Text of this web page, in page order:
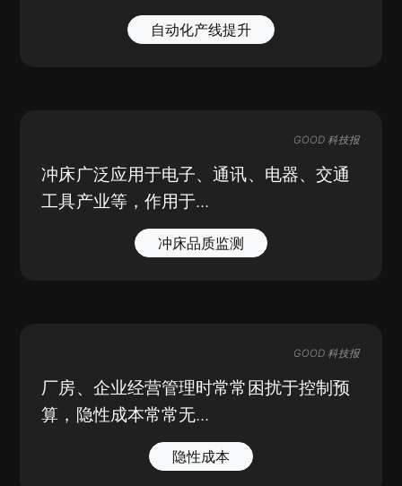
自动化产线提升
GOOD 科技报
冲床广泛应用于电子、通讯、电器、交通
工具产业等，作用于...
冲床品质监测
GOOD 科技报
厂房、企业经营管理时常常困扰于控制预
算，隐性成本常常无...
隐性成本